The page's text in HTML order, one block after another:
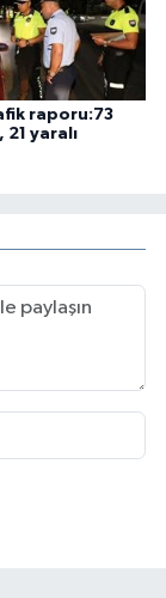
raporu:73
21 yaralı